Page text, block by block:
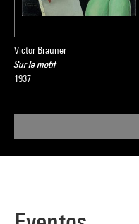
Victor Brauner
Sur le motif
1937